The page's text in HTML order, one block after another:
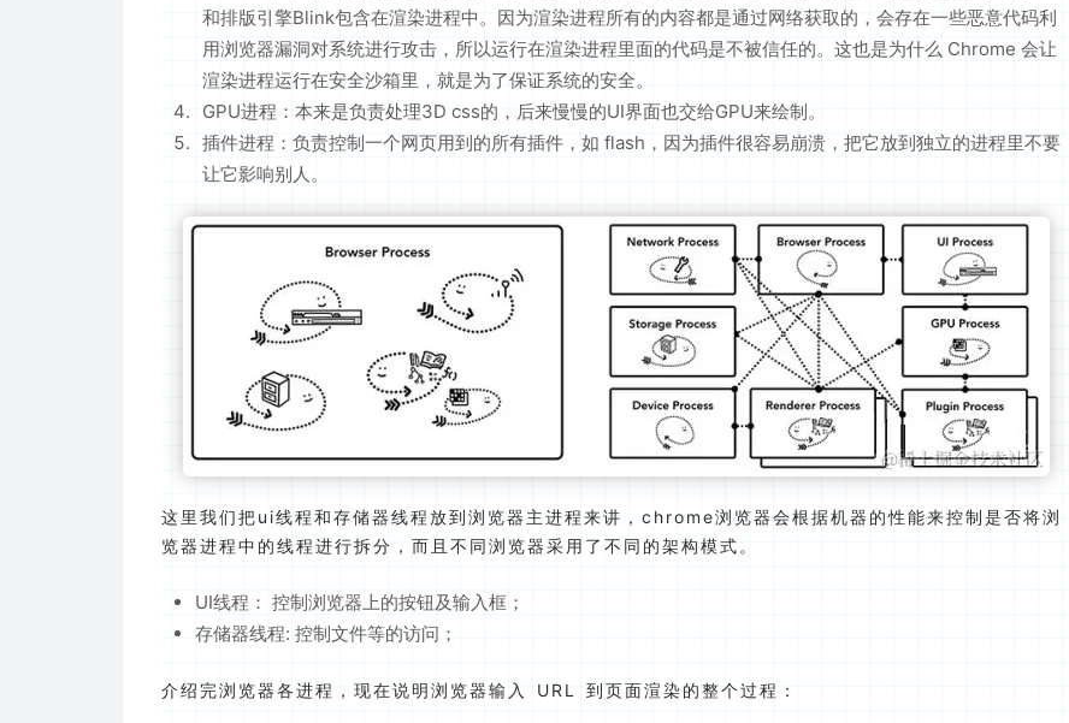
和排版引擎Blink包含在渲染进程中。因为渲染进程所有的内容都是通过网络获取的，会存在一些恶意代码利
用浏览器漏洞对系统进行攻击，所以运行在渲染进程里面的代码是不被信任的。这也是为什么 Chrome 会让
渲染进程运行在安全沙箱里，就是为了保证系统的安全。
GPU进程：本来是负责处理3D css的，后来慢慢的UI界面也交给GPU来绘制。
插件进程：负责控制一个网页用到的所有插件，如 flash，因为插件很容易崩溃，把它放到独立的进程里不要
让它影响别人。
这里我们把ui线程和存储器线程放到浏览器主进程来讲，chrome浏览器会根据机器的性能来控制是否将浏
览器进程中的线程进行拆分，而且不同浏览器采用了不同的架构模式。
UI线程： 控制浏览器上的按钮及输入框；
存储器线程: 控制文件等的访问；
介绍完浏览器各进程，现在说明浏览器输入 URL 到页面渲染的整个过程：